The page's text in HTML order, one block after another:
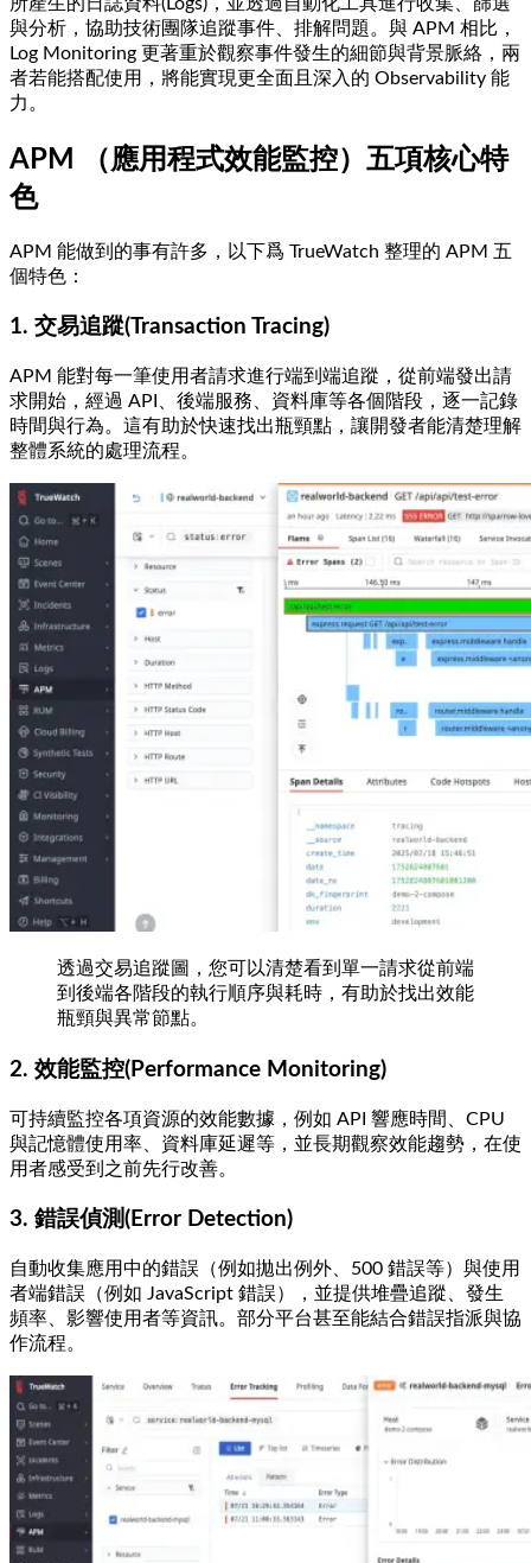
與分析，協助技術團隊追蹤事件、排解問題。與 APM 相比，
Log Monitoring 更著重於觀察事件發生的細節與背景脈絡，兩
者若能搭配使用，將能實現更全面且深入的 Observability 能
力。
APM （應用程式效能監控）五項核心特
色
APM 能做到的事有許多，以下爲 TrueWatch 整理的 APM 五
個特色：
1. 交易追蹤(Transaction Tracing)
APM 能對每一筆使用者請求進行端到端追蹤，從前端發出請
求開始，經過 API、後端服務、資料庫等各個階段，逐一記錄
時間與行為。這有助於快速找出瓶頸點，讓開發者能清楚理解
整體系統的處理流程。
透過交易追蹤圖，您可以清楚看到單一請求從前端
到後端各階段的執行順序與耗時，有助於找出效能
瓶頸與異常節點。
2. 效能監控(Performance Monitoring)
可持續監控各項資源的效能數據，例如 API 響應時間、CPU
與記憶體使用率、資料庫延遲等，並長期觀察效能趨勢，在使
用者感受到之前先行改善。
3. 錯誤偵測(Error Detection)
自動收集應用中的錯誤（例如拋出例外、500 錯誤等）與使用
者端錯誤（例如 JavaScript 錯誤），並提供堆疊追蹤、發生
頻率、影響使用者等資訊。部分平台甚至能結合錯誤指派與協
作流程。